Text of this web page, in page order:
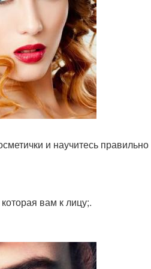
и научитесь
вам к лицу;.